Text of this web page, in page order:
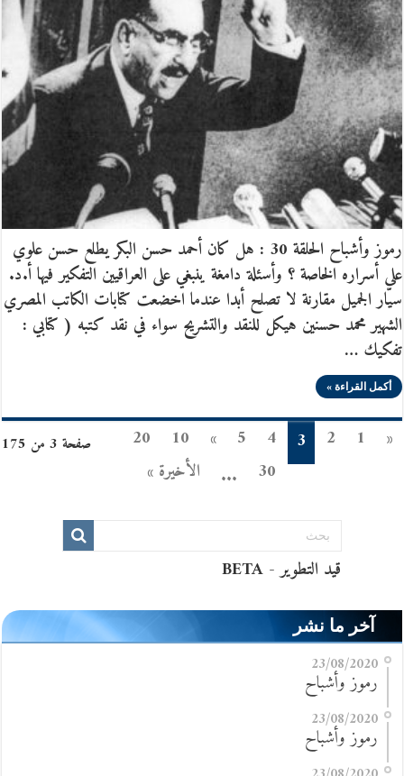
رموز وأشباح الحلقة 30 : هل كان أحمد حسن البكر يطلع حسن علوي
على أسراره الخاصة ؟ وأسئلة دامغة ينبغي على العراقيين التفكير فيها أ.د.
سيّار الجميل مقارنة لا تصلح أبدا عندما اخضعت كتابات الكاتب المصري
الشهير محمد حسنين هيكل للنقد والتشريح سواء في نقد كتبه ( كتابي :
تفكيك …
أكمل القراءة »
صفحة 3 من 175 «
1
2
3
4
5
»
10
20
30
... الأخيرة »
آخر ما نشر
23/08/2020
رموز وأشباح
23/08/2020
رموز وأشباح